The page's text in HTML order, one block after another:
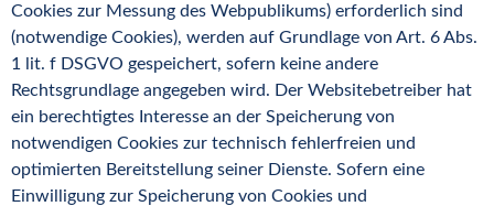
Cookies zur Messung des Webpublikums) erforderlich sind
(notwendige Cookies), werden auf Grundlage von Art. 6 Abs.
1 lit. f DSGVO gespeichert, sofern keine andere
Rechtsgrundlage angegeben wird. Der Websitebetreiber hat
ein berechtigtes Interesse an der Speicherung von
notwendigen Cookies zur technisch fehlerfreien und
optimierten Bereitstellung seiner Dienste. Sofern eine
Einwilligung zur Speicherung von Cookies und